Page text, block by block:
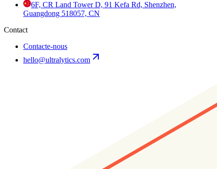
6F, CR Land Tower D, 91 Kefa Rd, Shenzhen,
Guangdong 518057, CN
Contact
Contacte-nous
hello@ultralytics.com